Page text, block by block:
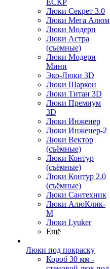
ЕСКР
Люки Секрет 3.0
Люки Мега Алюм
Люки Модерн
Люки Астра
(съемные)
Люки Модерн
Мини
Эко-Люки 3D
Люки Шаркон
Люки Титан 3D
Люки Премиум
3D
Люки Инженер
Люки Инженер-2
Люки Вектор
(съёмные)
Люки Контур
(съёмные)
Люки Контур 2.0
(съёмные)
Люки Сантехник
Люки АлюКлик-
М
Люки Lyuker
Ещё
Люки под покраску
Короб 30 мм -